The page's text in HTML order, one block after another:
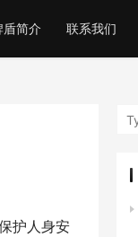
盾简介 联系我们
护人身安